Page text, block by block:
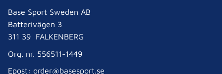
Base Sport Sweden AB
Batterivägen 3
311 39 FALKENBERG
Org. nr. 556511-1449
Epost: order@basesport.se